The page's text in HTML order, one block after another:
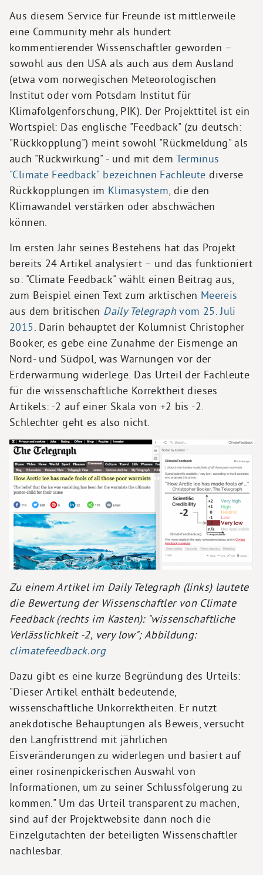
Aus diesem Service für Freunde ist mittlerweile
eine Community mehr als hundert
kommentierender Wissenschaftler geworden –
sowohl aus den USA als auch aus dem Ausland
(etwa vom norwegischen Meteorologischen
Institut oder vom Potsdam Institut für
Klimafolgenforschung, PIK). Der Projekttitel ist ein
Wortspiel: Das englische "Feedback" (zu deutsch:
"Rückkopplung") meint sowohl "Rückmeldung" als
auch "Rückwirkung" - und mit dem Terminus
"Climate Feedback" bezeichnen Fachleute diverse
Rückkopplungen im Klimasystem, die den
Klimawandel verstärken oder abschwächen
können.
Im ersten Jahr seines Bestehens hat das Projekt
bereits 24 Artikel analysiert – und das funktioniert
so: "Climate Feedback" wählt einen Beitrag aus,
zum Beispiel einen Text zum arktischen Meereis
aus dem britischen Daily Telegraphvom 25. Juli
2015. Darin behauptet der Kolumnist Christopher
Booker, es gebe eine Zunahme der Eismenge an
Nord- und Südpol, was Warnungen vor der
Erderwärmung widerlege. Das Urteil der Fachleute
für die wissenschaftliche Korrektheit dieses
Artikels: -2 auf einer Skala von +2 bis -2.
Schlechter geht es also nicht.
Zu einem Artikel im Daily Telegraph(links) lautete
die Bewertung der Wissenschaftler von Climate
Feedback (rechts im Kasten): "wissenschaftliche
Verlässlichkeit -2, very low"; Abbildung:
climatefeedback.org
Dazu gibt es eine kurze Begründung des Urteils:
"Dieser Artikel enthält bedeutende,
wissenschaftliche Unkorrektheiten. Er nutzt
anekdotische Behauptungen als Beweis, versucht
den Langfristtrend mit jährlichen
Eisveränderungen zu widerlegen und basiert auf
einer rosinenpickerischen Auswahl von
Informationen, um zu seiner Schlussfolgerung zu
kommen." Um das Urteil transparent zu machen,
sind auf der Projektwebsite dann noch die
Einzelgutachten der beteiligten Wissenschaftler
nachlesbar.